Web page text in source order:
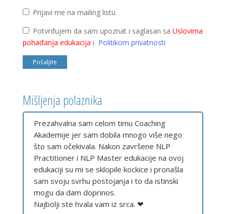
Prijavi me na mailing listu
Potvrđujem da sam upoznat i saglasan sa Uslovima
pohađanja edukacija i Politikom privatnosti
Mišljenja polaznika
Prezahvalna sam celom timu Coaching
Akademije jer sam dobila mnogo više nego
što sam očekivala. Nakon završene NLP
Practitioner i NLP Master edukacije na ovoj
edukaciji su mi se sklopile kockice i pronašla
sam svoju svrhu postojanja i to da istinski
mogu da dam doprinos.
Najbolji ste hvala vam iz srca. ❤